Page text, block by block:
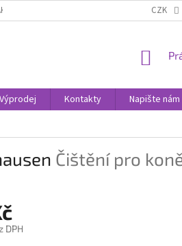
NAKUPOVAT CZK
Výprodej Kontakty Napište nám
Čištění pro
DPH